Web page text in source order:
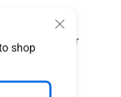
shop [Adaptor
⑤.